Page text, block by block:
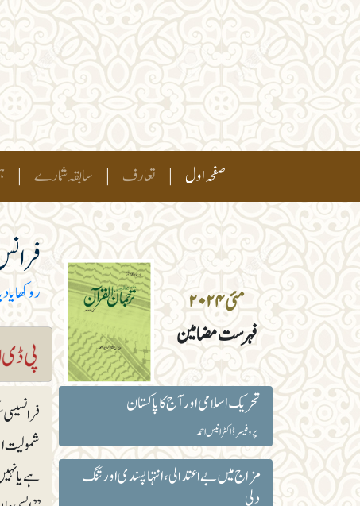
صفحہ اول | تعارف | سابقہ شمارے |
مئی ۲۰۲۴
فہرست مضامین
روکھایا
تحریک اسلامی اور آج کا پاکستان
پروفیسر ڈاکٹر انیس احمد
مزاج میں بے اعتدالی، انتہا پسندی اور تنگ
دلی
شمولیت